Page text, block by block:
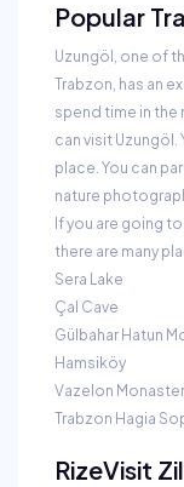
Popular
Uzungöl, one of
Trabzon, has an
spend time in the
can visit Uzungöl.
place. You can
nature
If you are going
there are many
Sera Lake
Çal Cave
Gülbahar Hatun
Hamsiköy
Vazelon
Trabzon Hagia
RizeVisit